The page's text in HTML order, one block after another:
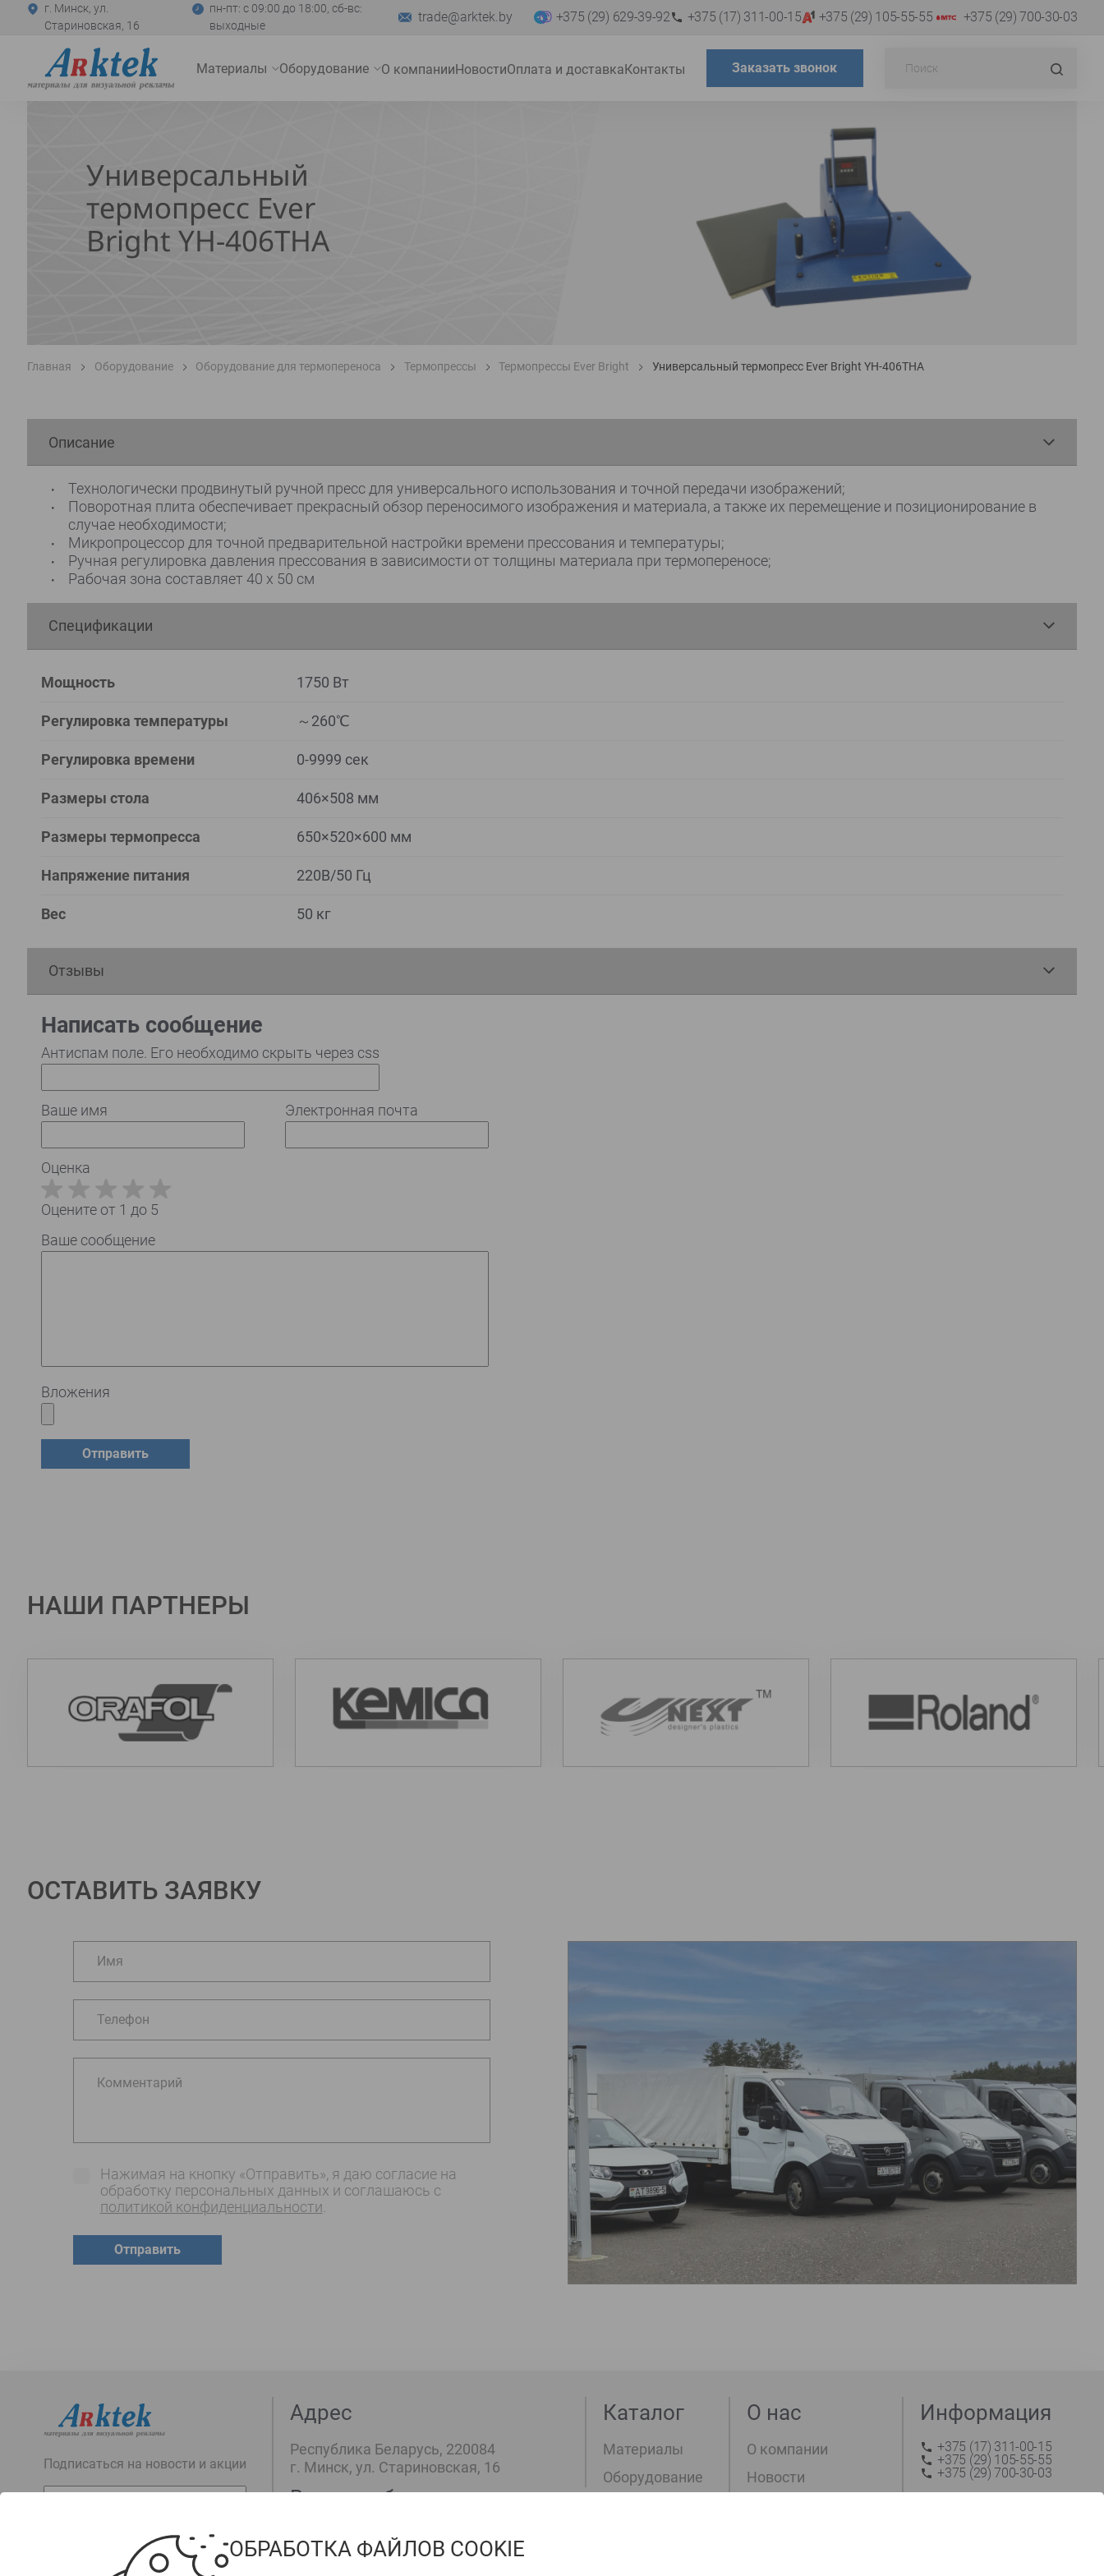
г. Минск, ул.
Стариновская, 16
пн-пт: с 09:00 до 18:00, сб-вс:
выходные
trade@arktek.by +375 (29) 629-39-92 +375 (17) 311-00-15 +375 (29) 105-55-55 +375 (29) 700-30-03
главную
Материалы Оборудование О компанииНовостиОплата и доставкаКонтакты Заказать звонок
Универсальный
термопресс Ever
Bright YH-406THA
Главная Оборудование Оборудование для термопереноса Термопрессы Термопрессы Ever Bright Универсальный термопресс Ever Bright YH-406THA
Описание
Технологически продвинутый ручной пресс для универсального использования и точной передачи изображений;
Поворотная плита обеспечивает прекрасный обзор переносимого изображения и материала, а также их перемещение и позиционирование в
случае необходимости;
Микропроцессор для точной предварительной настройки времени прессования и температуры;
Ручная регулировка давления прессования в зависимости от толщины материала при термопереносе;
Рабочая зона составляет 40 х 50 см
Спецификации
Мощность 1750 Вт
Регулировка температуры ～260℃
Регулировка времени 0-9999 сек
Размеры стола 406×508 мм
Размеры термопресса 650×520×600 мм
Напряжение питания 220В/50 Гц
Вес 50 кг
Отзывы
Написать сообщение
Антиспам поле. Его необходимо скрыть через css
Ваше имя Электронная почта
Оценка
Оцените от 1 до 5
Ваше сообщение
Вложения
НАШИ ПАРТНЕРЫ
ОСТАВИТЬ ЗАЯВКУ
Нажимая на кнопку «Отправить», я даю согласие на
обработку персональных данных и соглашаюсь c
политикой конфиденциальности.
Отправить
Подписаться на новости и акции
E-
Адрес
Республика Беларусь, 220084
г. Минск, ул. Стариновская, 16
Время работы
пн-пт: с 09:00 до 18:00, сб-вс: выходные
Каталог
Материалы
Оборудование
О нас
О компании
Новости
Информация
+375 (17) 311-00-15
+375 (29) 105-55-55
+375 (29) 700-30-03
ОБРАБОТКА ФАЙЛОВ COOKIE